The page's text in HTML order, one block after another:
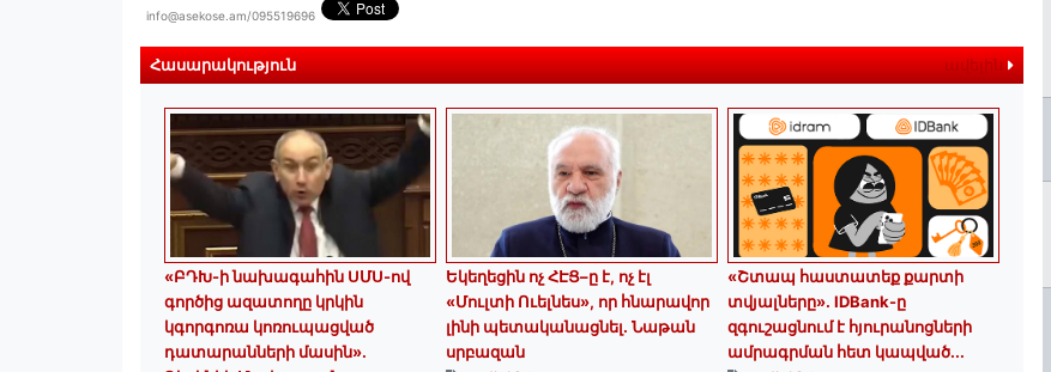
info@asekose.am/095519696
Հասարակություն ավելին
«ԲԴԽ-ի նախագահին ՍՄՍ-ով
գործից ազատողը կրկին
կգորգոռա կոռուպացված
դատարանների մասին».
Եկեղեցին ոչ ՀԷՑ–ը է, ոչ էլ
«Մուլտի Ուելնես», որ հնարավոր
լինի պետականացնել. Նաթան
սրբազան
«Շտապ հաստատեք քարտի
տվյալները»․ IDBank-ը
զգուշացնում է հյուրանոցների
ամրագրման հետ կապված...